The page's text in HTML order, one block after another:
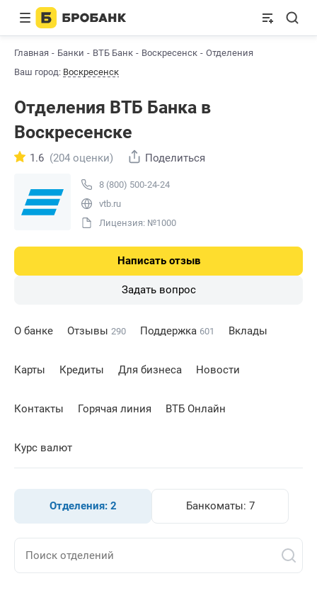
Главная Банки ВТБ Банк Воскресенск
Отделения
Ваш город: Воскресенск
Отделения ВТБ Банкa в
Воскресенске
8 (800) 500-24-24
vtb.ru
Лицензия: №1000
1.6 (204 оценки) Поделиться
Написать отзыв
Задать вопрос
О банке Отзывы 290 Поддержка 601 Вклады
Карты Кредиты Для бизнеса Новости
Контакты Горячая линия ВТБ Онлайн
Курс валют
Отделения: 2 Банкоматы: 7